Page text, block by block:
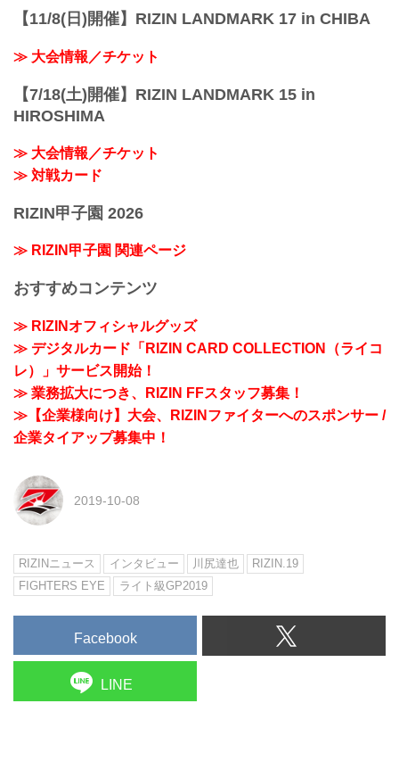
【11/8(日)開催】RIZIN LANDMARK 17 in CHIBA
≫ 大会情報／チケット
【7/18(土)開催】RIZIN LANDMARK 15 in
HIROSHIMA
≫ 大会情報／チケット
≫ 対戦カード
RIZIN甲子園 2026
≫ RIZIN甲子園 関連ページ
おすすめコンテンツ
≫ RIZINオフィシャルグッズ
≫ デジタルカード「RIZIN CARD COLLECTION（ライコ
レ）」サービス開始！
≫ 業務拡大につき、RIZIN FFスタッフ募集！
≫【企業様向け】大会、RIZINファイターへのスポンサー /
企業タイアップ募集中！
2019-10-08
RIZINニュース インタビュー 川尻達也
RIZIN.19
FIGHTERS EYE
ライト級GP2019
Facebook
LINE